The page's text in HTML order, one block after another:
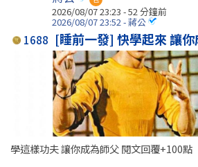
2026/08/07 23:23 -52 分鐘前
2026/08/07 23:52 - 蔣公
1688 [睡前一發] 快學起來 讓你
學這樣功夫 讓你成為師父 閱文回覆+100點